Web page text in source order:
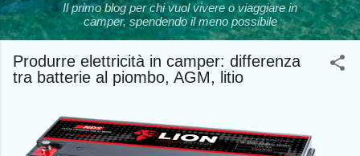
Il primo blog per chi vuol vivere o viaggiare in
camper, spendendo il meno possibile
Produrre elettricità in camper: differenza
tra batterie al piombo, AGM, litio